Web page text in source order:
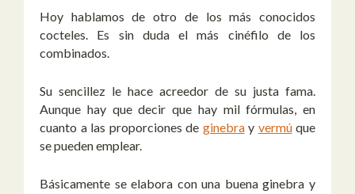
Hoy hablamos de otro de los más conocidos
cocteles. Es sin duda el más cinéfilo de los
combinados.
Su sencillez le hace acreedor de su justa fama.
Aunque hay que decir que hay mil fórmulas, en
cuanto a las proporciones de ginebray vermúque
se pueden emplear.
Básicamente se elabora con una buena ginebra y